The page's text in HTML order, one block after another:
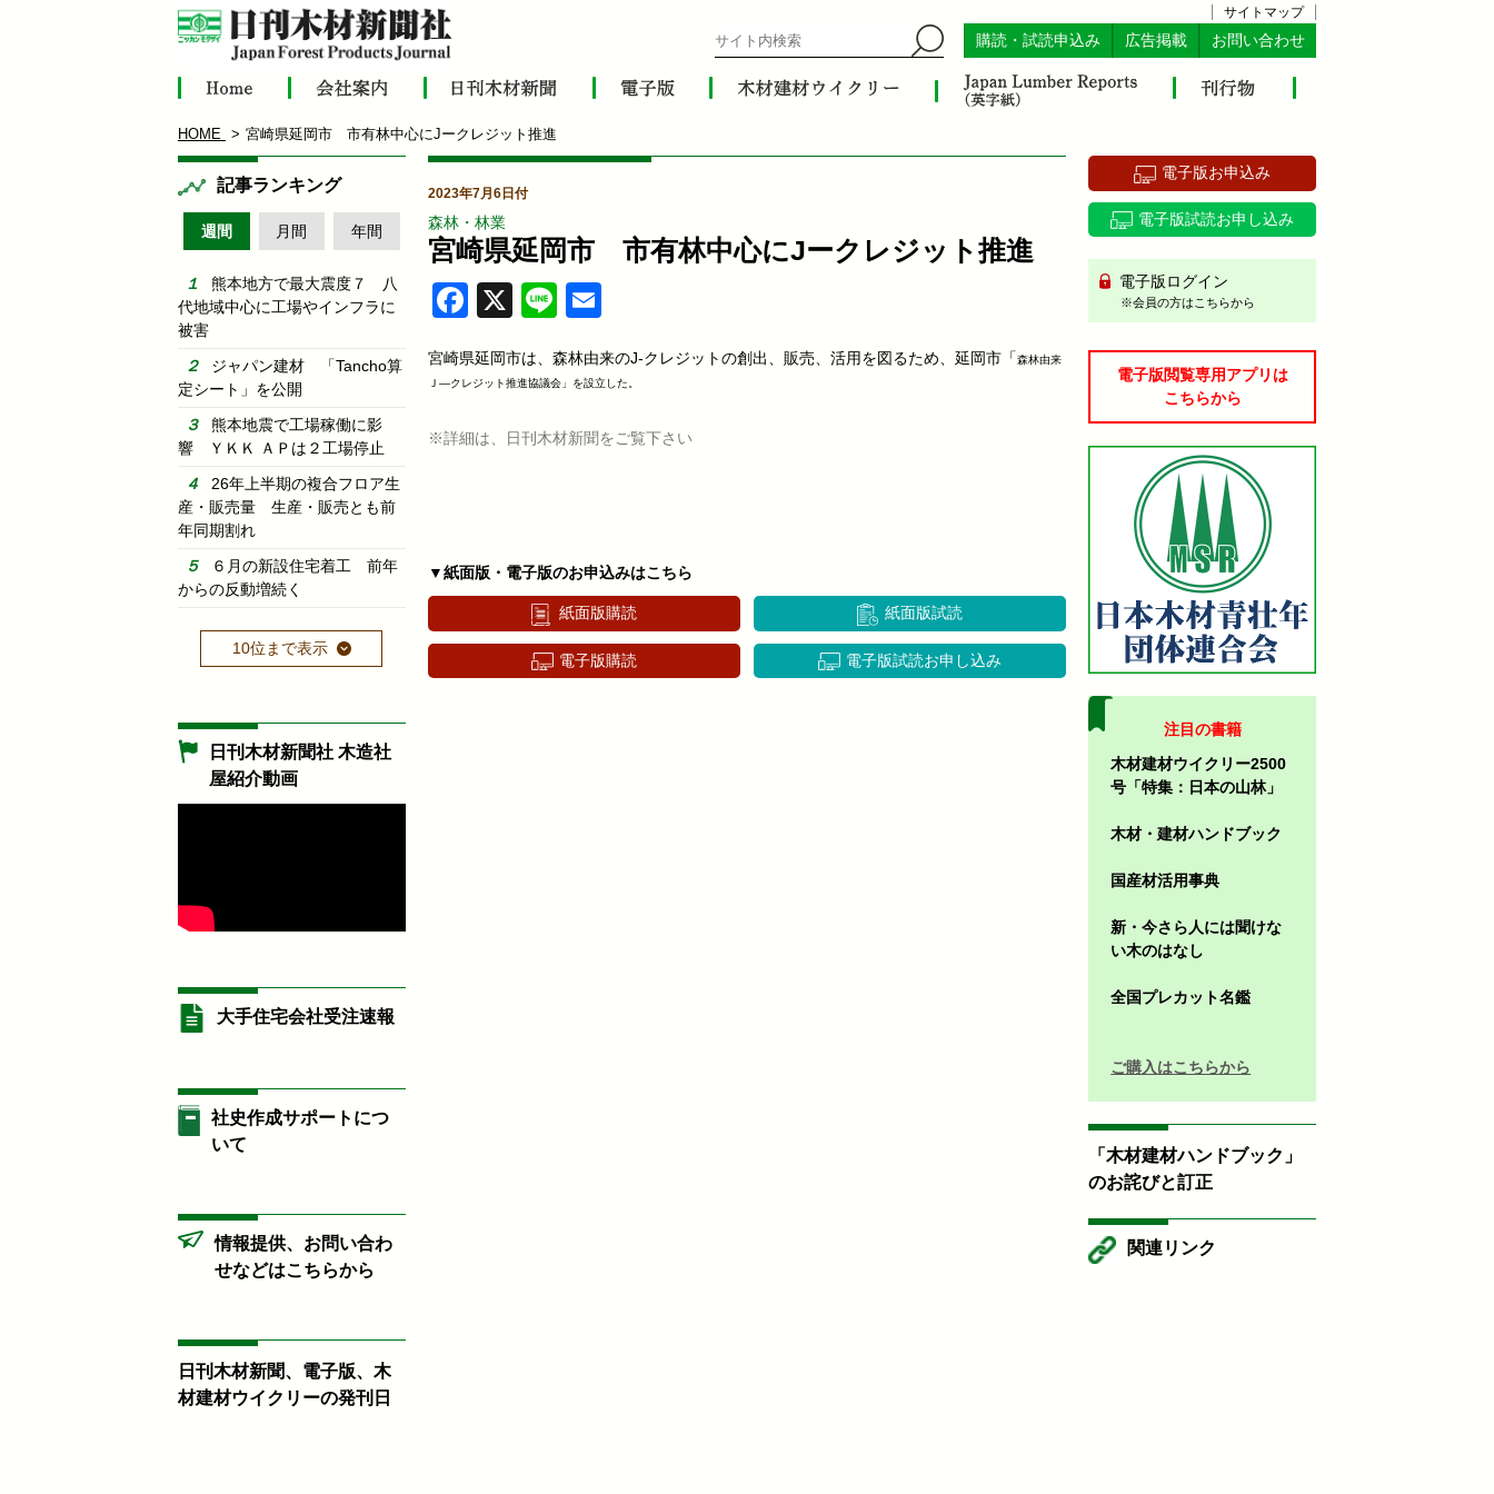
サイトマップ
購読・試読申込み 広告掲載 お問い合わせ
HOME 宮崎県延岡市 市有林中心にJークレジット推進
2023年7月6日付
森林・林業
宮崎県延岡市 市有林中心にJークレジット推進
Facebook
X Line
宮崎県延岡市は、森林由来のJ-クレジットの創出、販売、活用を図るため、延岡市「森林由来
Ｊ―クレジット推進協議会」を設立した。
※詳細は、日刊木材新聞をご覧下さい
▼紙面版・電子版のお申込みはこちら
紙面版購読 紙面版試読
電子版購読 電子版試読お申し込み
記事ランキング
週間 月間 年間
熊本地方で最大震度７ 八
代地域中心に工場やインフラに
被害
ジャパン建材 「Tancho算
定シート」を公開
熊本地震で工場稼働に影
響 ＹＫＫ ＡＰは２工場停止
26年上半期の複合フロア生
産・販売量 生産・販売とも前
年同期割れ
６月の新設住宅着工 前年
からの反動増続く
10位まで表示
日刊木材新聞社 木造社
屋紹介動画
大手住宅会社受注速報
社史作成サポートにつ
いて
情報提供、お問い合わ
せなどはこちらから
日刊木材新聞、電子版、木
材建材ウイクリーの発刊日
電子版お申込み
電子版試読お申し込み
電子版ログイン
※会員の方はこちらから
電子版閲覧専用アプリは
こちらから
注目の書籍
木材建材ウイクリー2500
号「特集：日本の山林」
木材・建材ハンドブック
国産材活用事典
新・今さら人には聞けな
い木のはなし
全国プレカット名鑑
ご購入はこちらから
「木材建材ハンドブック」
のお詫びと訂正
関連リンク